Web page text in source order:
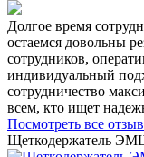
Долгое время
остаемся довольны
сотрудников,
индивидуальный
сотрудничество
всем, кто ищет
Посмотреть все
Щеткодержатель